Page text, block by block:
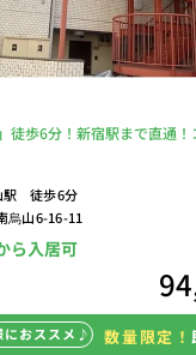
徒歩6分！新宿駅まで直通
駅 徒歩6分
烏山6-16-11
ら入居可
におススメ♪ 数量限定！